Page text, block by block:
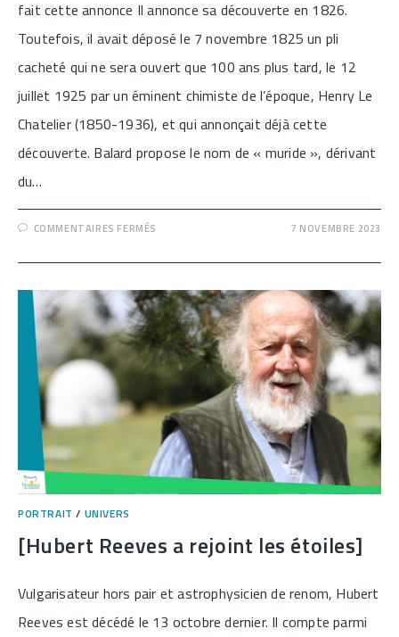
fait cette annonce Il annonce sa découverte en 1826.
Toutefois, il avait déposé le 7 novembre 1825 un pli
cacheté qui ne sera ouvert que 100 ans plus tard, le 12
juillet 1925 par un éminent chimiste de l’époque, Henry Le
Chatelier (1850-1936), et qui annonçait déjà cette
découverte. Balard propose le nom de « muride », dérivant
du…
COMMENTAIRES FERMÉS
DU
QUI
AURAIT
DÛ
S’APPELER
MURIDE]
7 NOVEMBRE 2023
PORTRAIT / UNIVERS
[Hubert Reeves a rejoint les étoiles]
Vulgarisateur hors pair et astrophysicien de renom, Hubert
Reeves est décédé le 13 octobre dernier. Il compte parmi